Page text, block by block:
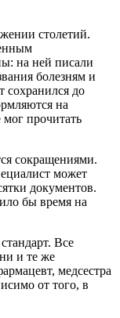
столетий.
на ней писали
болезням и
сохранился до
на
прочитать
сокращениями.
может
документов.
бы время на
Все
и те же
медсестра
от того, в